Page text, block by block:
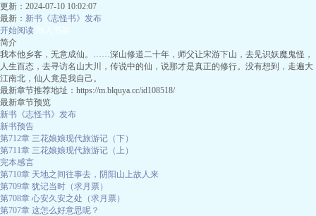
更新：2024-07-10 10:02:07
最新： 新书《志怪书》发布
开始阅读
简介
我本他乡客，无意成仙。……深山修道二十年，师父让宋游下山，去见识妖魔鬼怪，
人生百态，去寻访名山大川，传说中的仙，说那才是真正的修行。没有想到，走遍大
江南北，仙人竟是我自己。
最新章节推荐地址：https://m.blquya.cc/id108518/
最新章节预览
新书《志怪书》发布
新书预告
第712章 三花娘娘现代旅游记（下）
第711章 三花娘娘现代旅游记（上）
完本感言
第710章 天地之间往事去，阴阳山上故人来
第709章 犹记当时（求月票）
第708章 心安久安之处（求月票）
第707章 这怎么好意思呢？